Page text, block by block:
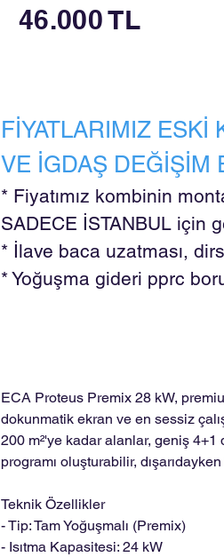
46.000 TL
FİYATLARIMIZ ESKİ
VE İGDAŞ DEĞİŞİM
* Fiyatımız kombinin
SADECE İSTANBUL için
* İlave baca uzatması,
* Yoğuşma gideri pprc
ECA Proteus Premix 28 kW,
dokunmatik ekran ve en sessiz
200 m²'ye kadar alanlar, geniş 4+1
programı oluşturabilir,
Teknik Özellikler
- Tip: Tam Yoğuşmalı (Premix)
- Isıtma Kapasitesi: 24 kW